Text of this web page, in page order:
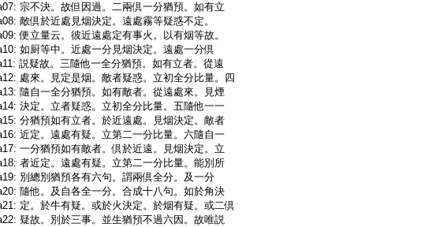
宗不決。故但因過。二兩倶一分猶預。如有立
敵倶於近處見烟決定。遠處霧等疑惑不定。
便立量云。彼近遠處定有事火。以有烟等故。
如厨等中。近處一分見烟決定。遠處一分倶
説疑故。三隨他一全分猶預。如有立者。從遠
處來。見定是烟。敵者疑惑。立初全分比量。四
隨自一全分猶預。如有敵者。從遠處來。見煙
決定。立者疑惑。立初全分比量。五隨他一一
分猶預如有立者。於近遠處。見烟決定。敵者
近定。遠處有疑。立第二一分比量。六隨自一
一分猶預如有敵者。倶於近遠。見烟決定。立
者近定。遠處有疑。立第二一分比量。能別所
別總別猶預各有六句。謂兩倶全分。及一分
隨他。及自各全一分。合成十八句。如於角決
定。於牛有疑。或於火決定。於烟有疑。或二倶
疑故。別於三事。並生猶預不過六因。故唯説